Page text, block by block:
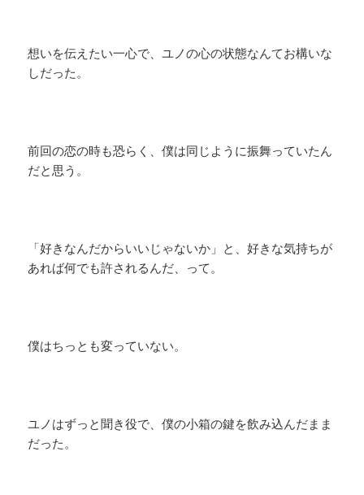
想いを伝えたい一心で、ユノの心の状態なんてお構いな
しだった。
前回の恋の時も恐らく、僕は同じように振舞っていたん
だと思う。
「好きなんだからいいじゃないか」と、好きな気持ちが
あれば何でも許されるんだ、って。
僕はちっとも変っていない。
ユノはずっと聞き役で、僕の小箱の鍵を飲み込んだまま
だった。